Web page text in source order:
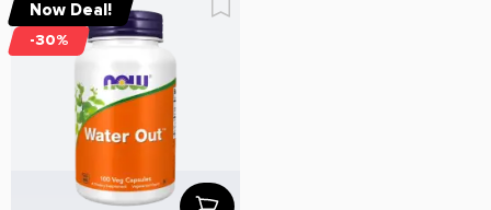
Now Deal!
-30%